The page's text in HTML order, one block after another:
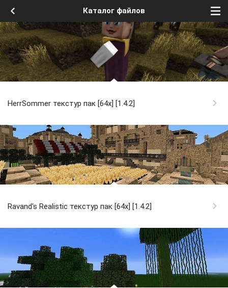
Каталог файлов
HerrSommer текстур пак [64x] [1.4.2]
Ravand's Realistic текстур пак [64x] [1.4.2]